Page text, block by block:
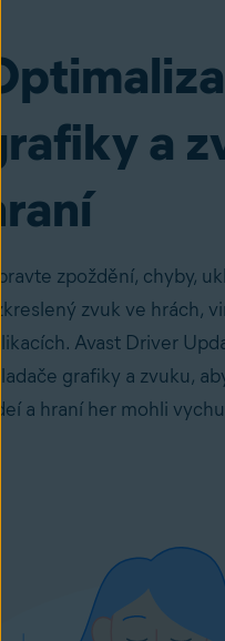
a
zpoždění, chyby,
zvuk ve hrách,
Avast Driver
grafiky a zvuku,
a hraní her mohli